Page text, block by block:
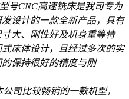
号CNC高速铣床是我司专为
设计的一款全新产品，具有
大、刚性好及机身重等特
床体设计，且经过多次的实
保持很好的精度与刚
司比较畅销的一款机型，